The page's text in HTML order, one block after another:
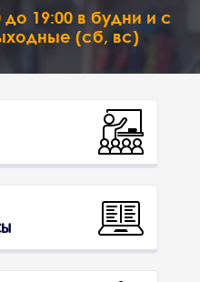
19:00 в будни и с
(сб, вс)